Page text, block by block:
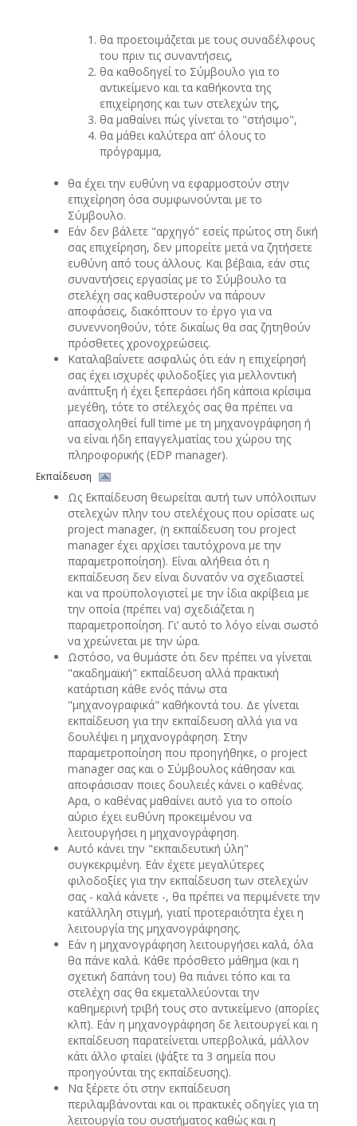
θα προετοιμάζεται με τους συναδέλφους
του πριν τις συναντήσεις,
θα καθοδηγεί το Σύμβουλο για το
αντικείμενο και τα καθήκοντα της
επιχείρησης και των στελεχών της,
θα μαθαίνει πώς γίνεται το "στήσιμο",
θα μάθει καλύτερα απ’ όλους το
πρόγραμμα,
θα έχει την ευθύνη να εφαρμοστούν στην
επιχείρηση όσα συμφωνούνται με το
Σύμβουλο.
Εάν δεν βάλετε "αρχηγό” εσείς πρώτος στη δική
σας επιχείρηση, δεν μπορείτε μετά να ζητήσετε
ευθύνη από τους άλλους. Και βέβαια, εάν στις
συναντήσεις εργασίας με το Σύμβουλο τα
στελέχη σας καθυστερούν να πάρουν
αποφάσεις, διακόπτουν το έργο για να
συνεννοηθούν, τότε δικαίως θα σας ζητηθούν
πρόσθετες χρονοχρεώσεις.
Καταλαβαίνετε ασφαλώς ότι εάν η επιχείρησή
σας έχει ισχυρές φιλοδοξίες για μελλοντική
ανάπτυξη ή έχει ξεπεράσει ήδη κάποια κρίσιμα
μεγέθη, τότε το στέλεχός σας θα πρέπει να
απασχοληθεί full time με τη μηχανογράφηση ή
να είναι ήδη επαγγελματίας του χώρου της
πληροφορικής (EDP manager).
Εκπαίδευση
Ως Εκπαίδευση θεωρείται αυτή των υπόλοιπων
στελεχών πλην του στελέχους που ορίσατε ως
project manager, (η εκπαίδευση του project
manager έχει αρχίσει ταυτόχρονα με την
παραμετροποίηση). Είναι αλήθεια ότι η
εκπαίδευση δεν είναι δυνατόν να σχεδιαστεί
και να προϋπολογιστεί με την ίδια ακρίβεια με
την οποία (πρέπει να) σχεδιάζεται η
παραμετροποίηση. Γι’ αυτό το λόγο είναι σωστό
να χρεώνεται με την ώρα.
Ωστόσο, να θυμάστε ότι δεν πρέπει να γίνεται
"ακαδημαϊκή" εκπαίδευση αλλά πρακτική
κατάρτιση κάθε ενός πάνω στα
"μηχανογραφικά" καθήκοντά του. Δε γίνεται
εκπαίδευση για την εκπαίδευση αλλά για να
δουλέψει η μηχανογράφηση. Στην
παραμετροποίηση που προηγήθηκε, ο project
manager σας και ο Σύμβουλος κάθησαν και
αποφάσισαν ποιες δουλειές κάνει ο καθένας.
Αρα, ο καθένας μαθαίνει αυτό για το οποίο
αύριο έχει ευθύνη προκειμένου να
λειτουργήσει η μηχανογράφηση.
Αυτό κάνει την "εκπαιδευτική ύλη"
συγκεκριμένη. Εάν έχετε μεγαλύτερες
φιλοδοξίες για την εκπαίδευση των στελεχών
σας - καλά κάνετε -, θα πρέπει να περιμένετε την
κατάλληλη στιγμή, γιατί προτεραιότητα έχει η
λειτουργία της μηχανογράφησης.
Εάν η μηχανογράφηση λειτουργήσει καλά, όλα
θα πάνε καλά. Κάθε πρόσθετο μάθημα (και η
σχετική δαπάνη του) θα πιάνει τόπο και τα
στελέχη σας θα εκμεταλλεύονται την
καθημερινή τριβή τους στο αντικείμενο (απορίες
κλπ). Εάν η μηχανογράφηση δε λειτουργεί και η
εκπαίδευση παρατείνεται υπερβολικά, μάλλον
κάτι άλλο φταίει (ψάξτε τα 3 σημεία που
προηγούνται της εκπαίδευσης).
Να ξέρετε ότι στην εκπαίδευση
περιλαμβάνονται και οι πρακτικές οδηγίες για τη
λειτουργία του συστήματος καθώς και η